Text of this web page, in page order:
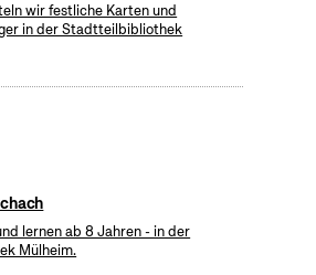
wir festliche Karten und
in der Stadtteilbibliothek
lernen ab 8 Jahren - in der
Mülheim.